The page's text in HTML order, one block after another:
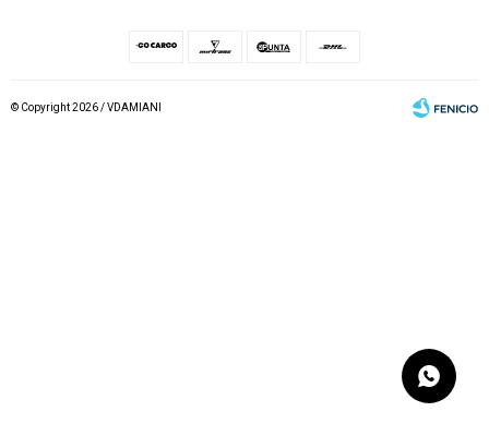
© Copyright 2026 / VDAMIANI